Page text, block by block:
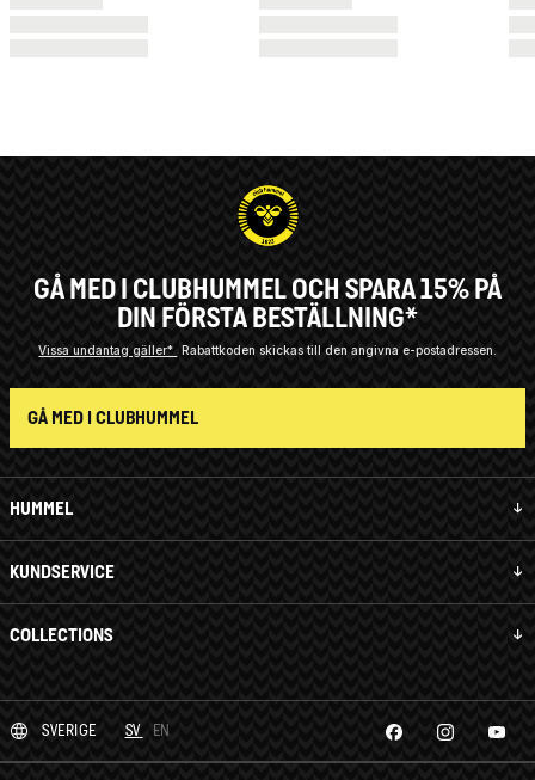
HUMMEL
KUNDSERVICE
COLLECTIONS
GÅ MED I CLUBHUMMEL OCH SPARA 15% PÅ
DIN FÖRSTA BESTÄLLNING*
Vissa undantag gäller* Rabattkoden skickas till den angivna e-postadressen.
GÅ MED I CLUBHUMMEL
SVERIGE SV EN